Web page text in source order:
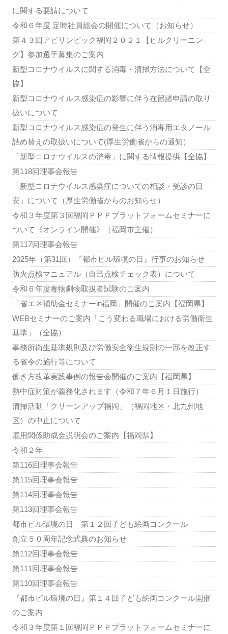
に関する要請について
令和６年度 定時社員総会の開催について（お知らせ）
第４３回アビリンピック福岡２０２１【ビルクリーニン
グ】参加選手募集のご案内
新型コロナウイルスに関する消毒・清掃方法について【全
協】
新型コロナウイルス感染症の影響に伴う在留諸申請の取り
扱いについて
新型コロナウイルス感染症の発生に伴う消毒用エタノール
詰め替えの取扱いについて(厚生労働省からの通知）
「新型コロナウイルスの消毒」に関する情報提供【全協】
第118回理事会報告
「新型コロナウイルス感染症についての相談・受診の目
安」について（厚生労働省からのお知らせ）
令和３年度第３回福岡ＰＰＰプラットフォームセミナーに
ついて《オンライン開催》（福岡市主催）
第117回理事会報告
2025年（第31回）『都市ビル環境の日』行事のお知らせ
防火点検マニュアル（自己点検チェック表）について
令和６年度毒物劇物取扱者試験のご案内
「省エネ補助金セミナーin福岡」開催のご案内【福岡県】
WEBセミナーのご案内「こう変わる職場における労働衛生
基準」（全協）
事務所衛生基準規則及び労働安全衛生規則の一部を改正す
る省令の施行等について
働き方改革実践事例の報告会開催のご案内【福岡県】
熱中症対策が義務化されます（令和７年６月１日施行）
清掃活動「クリーンアップ福岡」（福岡地区・北九州地
区）の中止について
雇用関係助成金説明会のご案内【福岡県】
令和２年
第116回理事会報告
第115回理事会報告
第114回理事会報告
第113回理事会報告
都市ビル環境の日 第１２回子ども絵画コンクール
創立５０周年記念式典のお知らせ
第112回理事会報告
第111回理事会報告
第110回理事会報告
『都市ビル環境の日』第１４回子ども絵画コンクール開催
のご案内
令和３年度第１回福岡ＰＰＰプラットフォームセミナーに